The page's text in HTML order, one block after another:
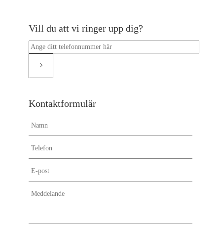
Vill du att vi ringer upp dig?
Kontaktformulär